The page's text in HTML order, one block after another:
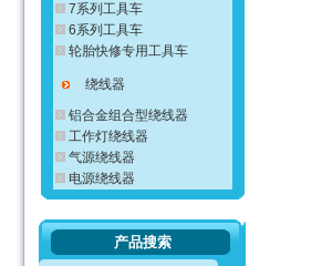
7系列工具车
6系列工具车
轮胎快修专用工具车
绕线器
铝合金组合型绕线器
工作灯绕线器
气源绕线器
电源绕线器
产品搜索